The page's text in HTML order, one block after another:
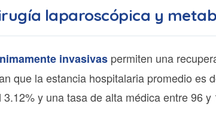
laparoscópica y
invasivas permiten una
que la estancia hospitalaria promedio es
y una tasa de alta médica entre 96